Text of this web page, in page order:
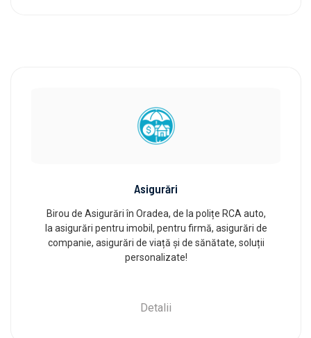
Asigurări
Birou de Asigurări în Oradea, de la polițe RCA auto,
la asigurări pentru imobil, pentru firmă, asigurări de
companie, asigurări de viață și de sănătate, soluții
personalizate!
Detalii